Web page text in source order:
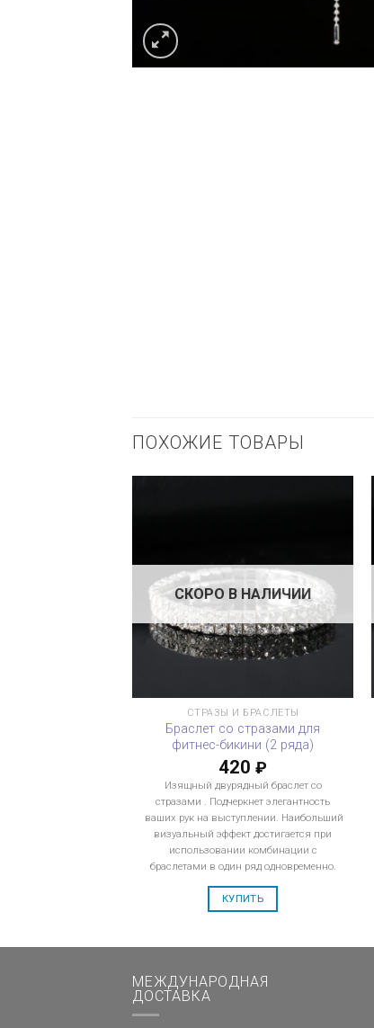
ПОХОЖИЕ ТОВАРЫ
СКОРО В НАЛИЧИИ
СТРАЗЫ И БРАСЛЕТЫ
Браслет со стразами для
фитнес-бикини (2 ряда)
420₽
Изящный двурядный браслет со
стразами . Подчеркнет элегантность
ваших рук на выступлении. Наибольший
визуальный эффект достигается при
использовании комбинации с
браслетами в один ряд одновременно.
КУПИТЬ
МЕЖДУНАРОДНАЯ
ДОСТАВКА